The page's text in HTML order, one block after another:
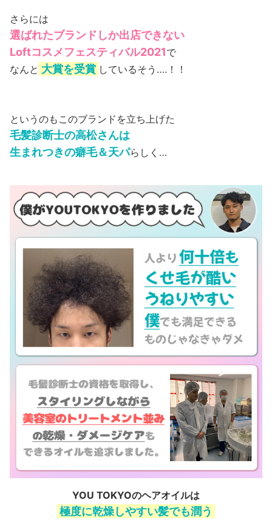
さらには
選ばれたブランドしか出店できない
Loftコスメフェスティバル2021で
なんと 大賞を受賞 しているそう….！！
というのもこのブランドを立ち上げた
毛髪診断士の高松さんは
生まれつきの癖毛＆天パらしく…
YOU TOKYOのヘアオイルは
極度に乾燥しやすい髪でも潤う